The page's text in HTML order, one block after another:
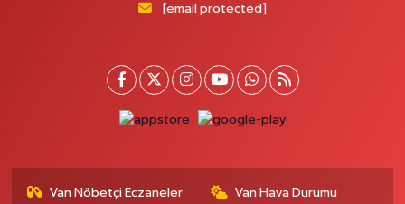
[email protected]
Van Nöbetçi Eczaneler Van Hava Durumu